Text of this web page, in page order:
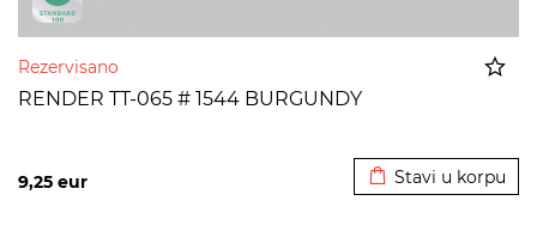
Rezervisano
RENDER TT-065 # 1544 BURGUNDY
9,25 eur Stavi u korpu